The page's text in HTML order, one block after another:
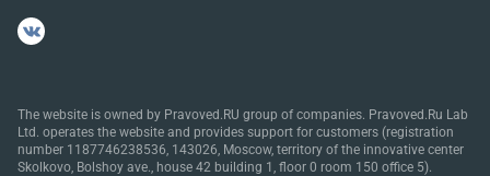
The website is owned by Pravoved.RU group of companies. Pravoved.Ru Lab
Ltd. operates the website and provides support for customers (registration
number 1187746238536, 143026, Moscow, territory of the innovative center
Skolkovo, Bolshoy ave., house 42 building 1, floor 0 room 150 office 5).